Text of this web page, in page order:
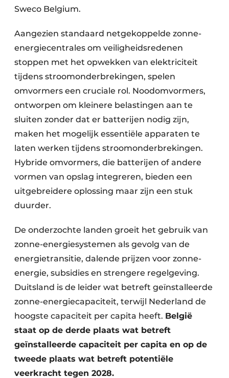
Sweco Belgium.
Aangezien standaard netgekoppelde zonne-
energiecentrales om veiligheidsredenen
stoppen met het opwekken van elektriciteit
tijdens stroomonderbrekingen, spelen
omvormers een cruciale rol. Noodomvormers,
ontworpen om kleinere belastingen aan te
sluiten zonder dat er batterijen nodig zijn,
maken het mogelijk essentiële apparaten te
laten werken tijdens stroomonderbrekingen.
Hybride omvormers, die batterijen of andere
vormen van opslag integreren, bieden een
uitgebreidere oplossing maar zijn een stuk
duurder.
De onderzochte landen groeit het gebruik van
zonne-energiesystemen als gevolg van de
energietransitie, dalende prijzen voor zonne-
energie, subsidies en strengere regelgeving.
Duitsland is de leider wat betreft geïnstalleerde
zonne-energiecapaciteit, terwijl Nederland de
hoogste capaciteit per capita heeft. België
staat op de derde plaats wat betreft
geïnstalleerde capaciteit per capita en op de
tweede plaats wat betreft potentiële
veerkracht tegen 2028.